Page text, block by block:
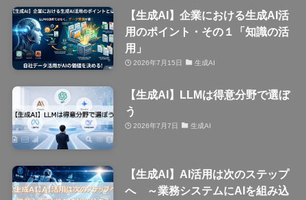
【生成AI】企業における生成AI活
用のポイント・その１「知識の活
用」
2026年7月15日 生成AI
【生成AI】LLMは得意分野で選ぼ
う
2026年7月7日 生成AI
【生成AI】AI活用は次のステップ
へ ～業務システムにAIを組み込